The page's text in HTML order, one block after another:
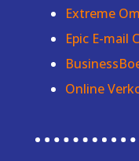
Extreme
Epic E-mail
Online